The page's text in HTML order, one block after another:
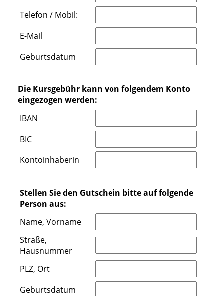
Telefon / Mobil:
E-Mail
Geburtsdatum
Die Kursgebühr kann von folgendem Konto
eingezogen werden:
IBAN
BIC
Kontoinhaberin
Stellen Sie den Gutschein bitte auf folgende
Person aus:
Name, Vorname
Straße,
Hausnummer
PLZ, Ort
Geburtsdatum